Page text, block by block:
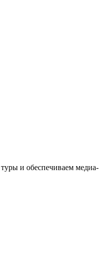
и обеспечиваем медиа-